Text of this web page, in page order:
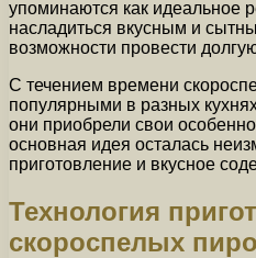
упоминаются как идеальное
насладиться вкусным и
возможности провести
С течением времени
популярными в разных
они приобрели свои
основная идея осталась
приготовление и вкусное
Технология
скороспелых